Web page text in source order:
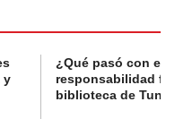
y
¿Qué pasó con el
responsabilidad
biblioteca de